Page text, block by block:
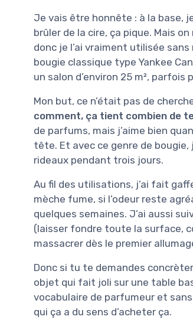
Je vais être honnête : à la base,
brûler de la cire, ça pique. Mais
donc je l’ai vraiment utilisée
bougie classique type Yankee
un salon d’environ 25 m²,
Mon but, ce n’était pas de
comment, ça tient combien de
de parfums, mais j’aime bien
tête. Et avec ce genre de
rideaux pendant trois jours.
Au fil des utilisations, j’ai fait
mèche fume, si l’odeur reste
quelques semaines. J’ai aussi
(laisser fondre toute la surface,
massacrer dès le premier
Donc si tu te demandes
objet qui fait joli sur une table
vocabulaire de parfumeur et sans
qui ça a du sens d’acheter ça.